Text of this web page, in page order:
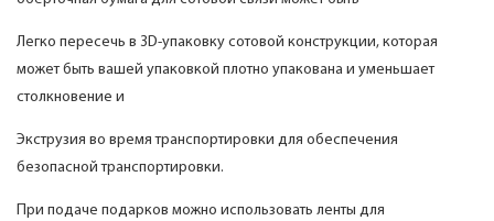
Легко пересечь в 3D-упаковку сотовой конструкции, которая
может быть вашей упаковкой плотно упакована и уменьшает
столкновение и
Экструзия во время транспортировки для обеспечения
безопасной транспортировки.
При подаче подарков можно использовать ленты для